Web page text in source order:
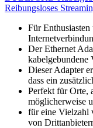
Reibungsloses
Für
Der Ethernet
kabelgebundene
Dieser Adapter
dass ein
Perfekt für Orte,
möglicherweise
für eine Vielzahl
von